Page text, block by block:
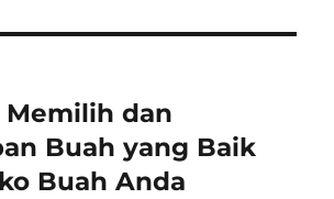
Memilih dan
Buah yang Baik
Buah Anda